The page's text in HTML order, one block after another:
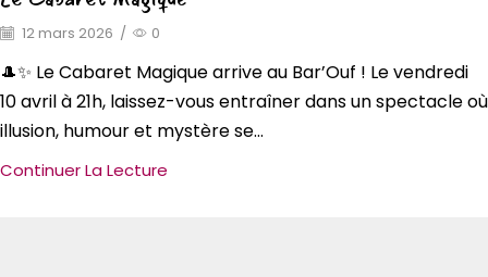
12 mars 2026 / 0
🎩✨ Le Cabaret Magique arrive au Bar’Ouf ! Le vendredi
10 avril à 21h, laissez-vous entraîner dans un spectacle où
illusion, humour et mystère se...
Continuer La Lecture